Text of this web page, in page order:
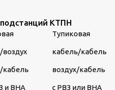
КТПН
Тупиковая
воздух
кабель
и ВНА
кабель/кабель
воздух/кабель
с РВЗ или ВНА